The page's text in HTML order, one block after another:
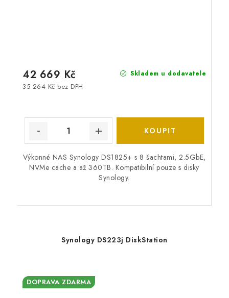
Skladem u dodavatele
35 264 Kč bez DPH
42 669 Kč
Výkonné NAS Synology DS1825+ s 8 šachtami, 2.5GbE,
NVMe cache a až 360TB. Kompatibilní pouze s disky
Synology.
Synology DS223j DiskStation
DOPRAVA ZDARMA